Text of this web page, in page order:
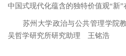
中国式现代化蕴含的独特价值观“新”
苏州大学政治与公共管理学院
吴哲学研究所研究助理 王铭浩